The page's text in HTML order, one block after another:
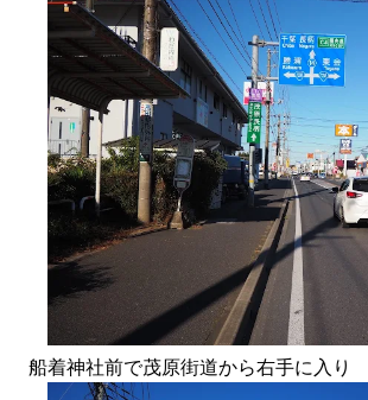
船着神社前で茂原街道から右手に入り